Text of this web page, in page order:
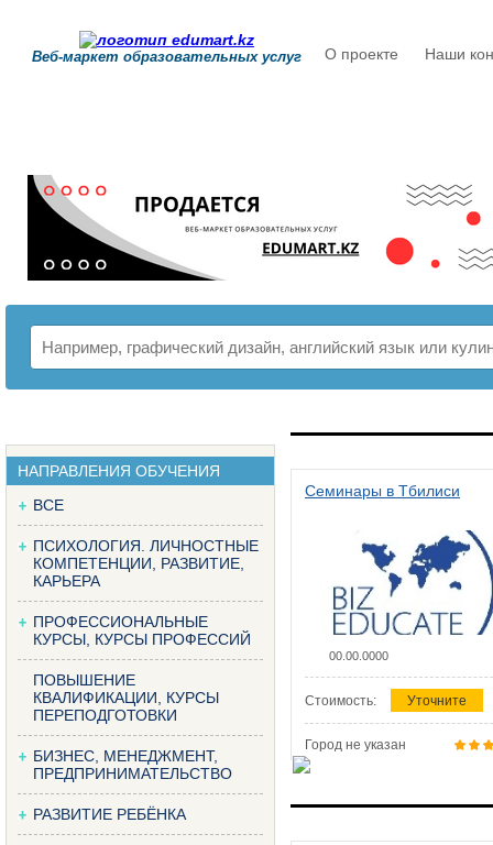
Веб-маркет образовательных услуг О проекте Наши
НАПРАВЛЕНИЯ ОБУЧЕНИЯ
ВСЕ
ПСИХОЛОГИЯ. ЛИЧНОСТНЫЕ
КОМПЕТЕНЦИИ, РАЗВИТИЕ,
КАРЬЕРА
ПРОФЕССИОНАЛЬНЫЕ
КУРСЫ, КУРСЫ ПРОФЕССИЙ
ПОВЫШЕНИЕ
КВАЛИФИКАЦИИ, КУРСЫ
ПЕРЕПОДГОТОВКИ
БИЗНЕС, МЕНЕДЖМЕНТ,
ПРЕДПРИНИМАТЕЛЬСТВО
РАЗВИТИЕ РЕБЁНКА
Семинары в Тбилиси
00.00.0000
Стоимость: Уточните
Город не указан